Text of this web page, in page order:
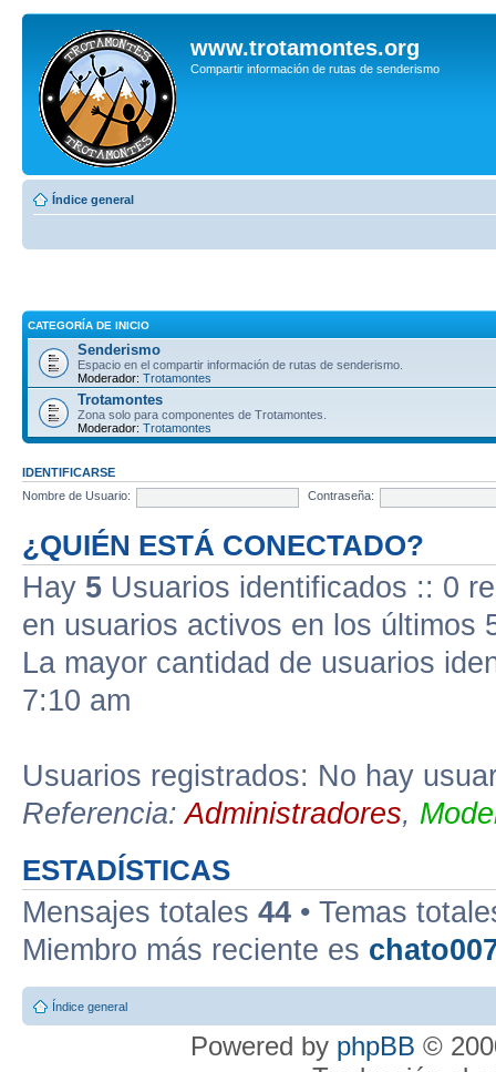
www.trotamontes.org
Compartir información de rutas de senderismo
Índice general
CATEGORÍA DE INICIO
Senderismo
Espacio en el compartir información de rutas de senderismo.
Moderador: Trotamontes
Trotamontes
Zona solo para componentes de Trotamontes.
Moderador: Trotamontes
IDENTIFICARSE
Nombre de Usuario:
Contraseña:
¿QUIÉN ESTÁ CONECTADO?
Hay 5 Usuarios identificados :: 0
en usuarios activos en los últimos
La mayor cantidad de usuarios
7:10 am
Usuarios registrados: No hay
Referencia:Administradores,
ESTADÍSTICAS
Mensajes totales 44 • Temas
Miembro más reciente es
Índice general
Powered by phpBB ©